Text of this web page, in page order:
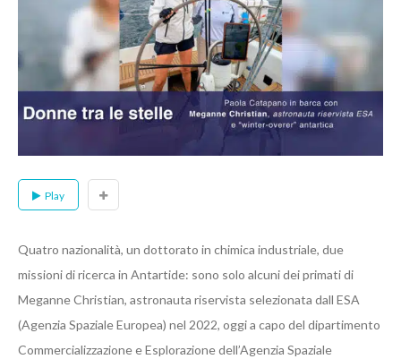
Play
Quatro nazionalità, un dottorato in chimica industriale, due
missioni di ricerca in Antartide: sono solo alcuni dei primati di
Meganne Christian, astronauta riservista selezionata dall ESA
(Agenzia Spaziale Europea) nel 2022, oggi a capo del dipartimento
Commercializzazione e Esplorazione dell’Agenzia Spaziale